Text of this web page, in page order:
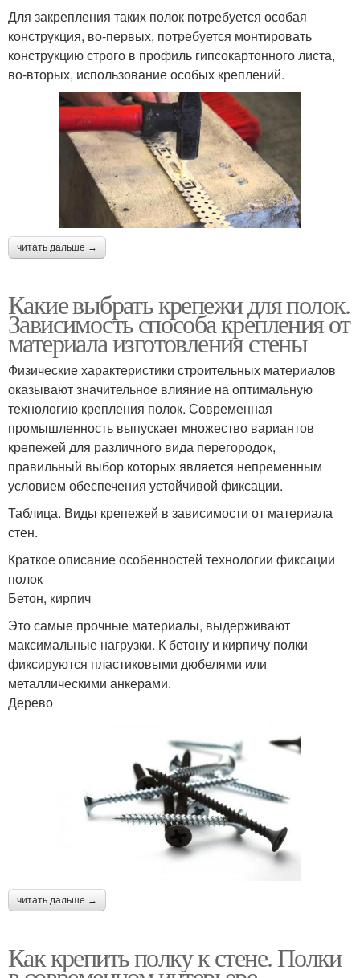
Для закрепления таких полок потребуется особая
конструкция, во-первых, потребуется монтировать
конструкцию строго в профиль гипсокартонного листа,
во-вторых, использование особых креплений.
читать дальше →
Какие выбрать крепежи для полок.
Зависимость способа крепления от
материала изготовления стены
Физические характеристики строительных материалов
оказывают значительное влияние на оптимальную
технологию крепления полок. Современная
промышленность выпускает множество вариантов
крепежей для различного вида перегородок,
правильный выбор которых является непременным
условием обеспечения устойчивой фиксации.
Таблица. Виды крепежей в зависимости от материала
стен.
Краткое описание особенностей технологии фиксации
полок
Бетон, кирпич
Это самые прочные материалы, выдерживают
максимальные нагрузки. К бетону и кирпичу полки
фиксируются пластиковыми дюбелями или
металлическими анкерами.
Дерево
читать дальше →
Как крепить полку к стене. Полки